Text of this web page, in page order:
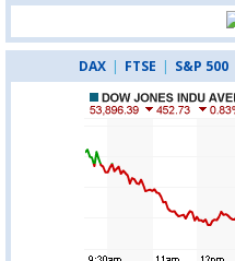
DAX | FTSE | S&P 500